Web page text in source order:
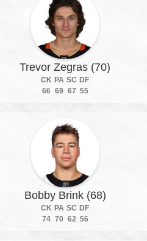
Trevor Zegras (70)
CK PA SC DF
66 69 67 55
Bobby Brink (68)
CK PA SC DF
74 70 62 56